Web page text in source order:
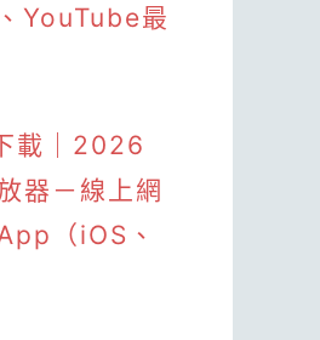
YouTube最
載｜2026
器－線上網
（iOS、